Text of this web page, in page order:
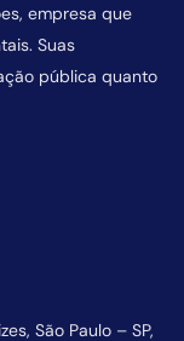
empresa que
Suas
pública quanto
São Paulo – SP,